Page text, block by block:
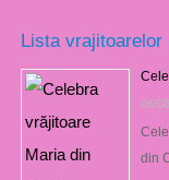
Lista vrajitoarelor
06/
din